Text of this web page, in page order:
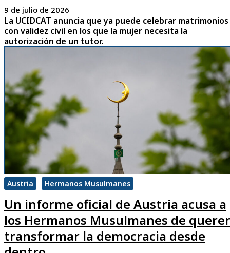
9 de julio de 2026
La UCIDCAT anuncia que ya puede celebrar matrimonios
con validez civil en los que la mujer necesita la
autorización de un tutor.
Austria Hermanos Musulmanes
Un informe oficial de Austria acusa a
los Hermanos Musulmanes de querer
transformar la democracia desde